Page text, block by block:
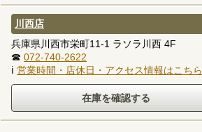
川西店
兵庫県川西市栄町11-1 ラソラ川西 4F
☎ 072-740-2622
ℹ 営業時間・店休日・アクセス情報はこちら